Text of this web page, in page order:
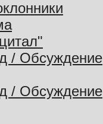
/ Обсуждение
/ Обсуждение